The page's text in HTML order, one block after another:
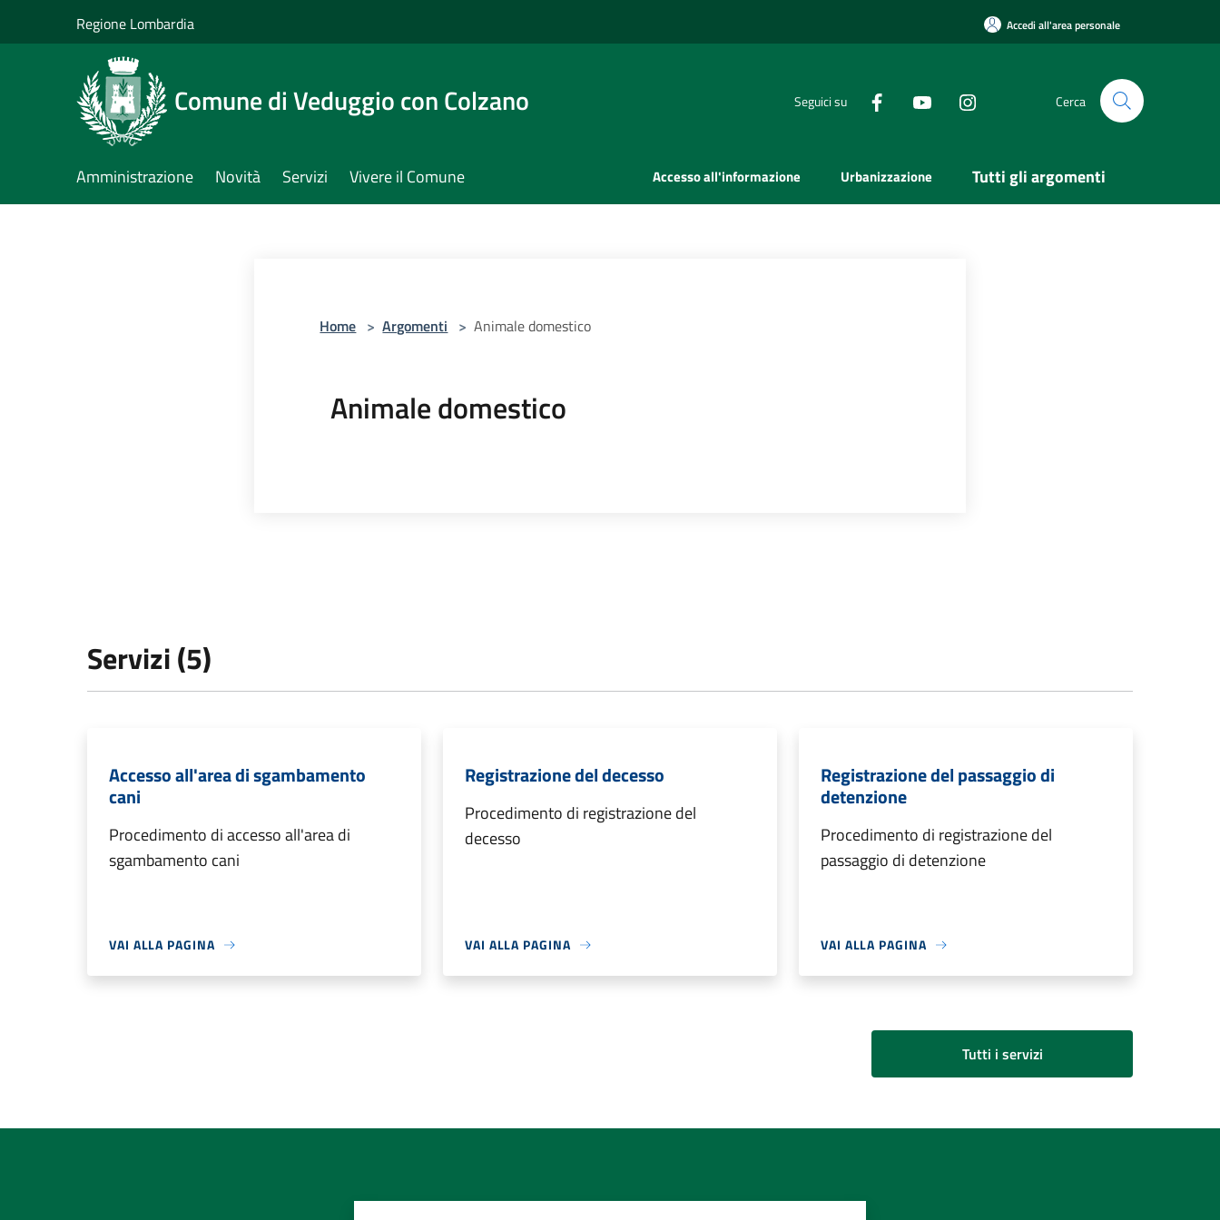
Regione Lombardia Accedi all'area personale
Comune di Veduggio con Colzano Seguici su Cerca
Amministrazione Novità Servizi Vivere il Comune Accesso all'informazione Urbanizzazione Tutti gli argomenti
Home > Argomenti > Animale domestico
Animale domestico
Servizi (5)
Accesso all'area di sgambamento
cani
Procedimento di accesso all'area di
sgambamento cani
VAI ALLA PAGINA
Registrazione del decesso
Procedimento di registrazione del
decesso
VAI ALLA PAGINA
Registrazione del passaggio di
detenzione
Procedimento di registrazione del
passaggio di detenzione
VAI ALLA PAGINA
Tutti i servizi